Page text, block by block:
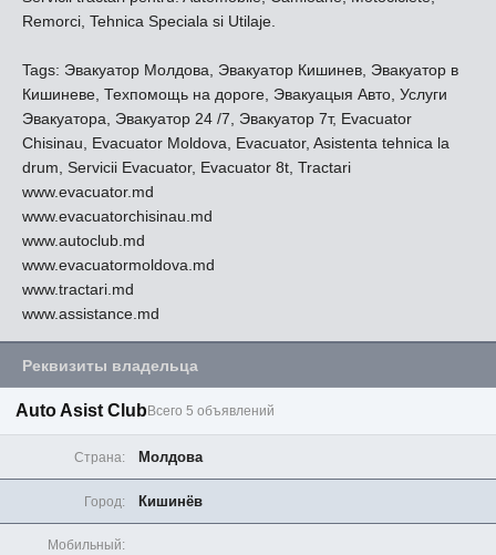
Remorci, Tehnica Speciala si Utilaje.
Tags: Эвакуатор Молдова, Эвакуатор Кишинев, Эвакуатор в
Кишиневе, Техпомощь на дороге, Эвакуацыя Авто, Услуги
Эвакуатора, Эвакуатор 24 /7, Эвакуатор 7т, Evacuator
Chisinau, Evacuator Moldova, Evacuator, Asistenta tehnica la
drum, Servicii Evacuator, Evacuator 8t, Tractari
www.evacuator.md
www.evacuatorchisinau.md
www.autoclub.md
www.evacuatormoldova.md
www.tractari.md
www.assistance.md
Реквизиты владельца
Auto Asist Club Всего 5 объявлений
Страна: Молдова
Город: Кишинёв
Мобильный: